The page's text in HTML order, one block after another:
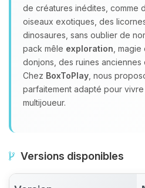
de créatures inédites, comme
oiseaux exotiques, des
dinosaures, sans oublier de
pack mêle exploration ,
donjons, des ruines
Chez BoxToPlay , nous
parfaitement adapté pour
multijoueur.
Versions disponibles